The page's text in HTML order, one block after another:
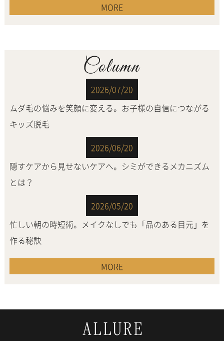
MORE
2026/07/20
ムダ毛の悩みを笑顔に変える。お子様の自信につながる
キッズ脱毛
2026/06/20
隠すケアから見せないケアへ。シミができるメカニズム
とは？
2026/05/20
忙しい朝の時短術。メイクなしでも「品のある目元」を
作る秘訣
MORE